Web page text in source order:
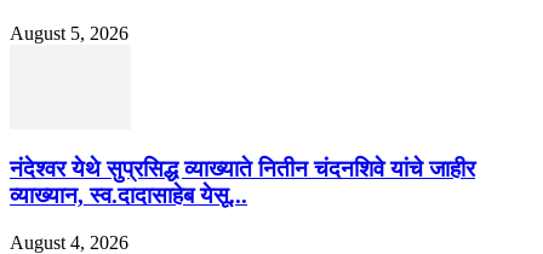
August 5, 2026
नंदेश्वर येथे सुप्रसिद्ध व्याख्याते नितीन चंदनशिवे यांचे जाहीर
व्याख्यान, स्व.दादासाहेब येसू...
August 4, 2026